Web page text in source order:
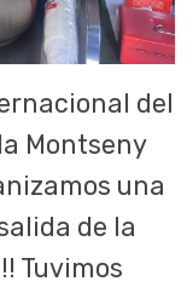
del
Montseny
una
de la
Tuvimos